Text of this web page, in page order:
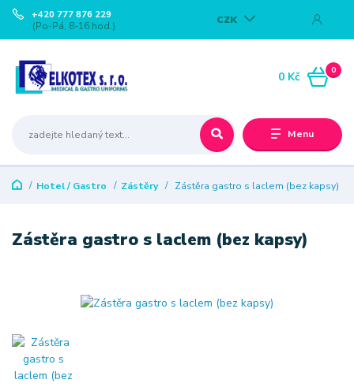
Menu
CZK
+420 777 876 229
(Po-Pá, 8-16 hod.)
0
0 Kč
Hotel / Gastro Zástěry Zástěra gastro s laclem (bez kapsy)
Zástěra gastro s laclem (bez kapsy)